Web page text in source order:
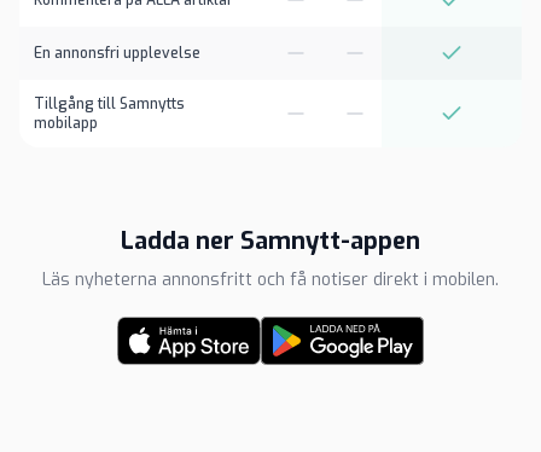
En annonsfri upplevelse
Tillgång till Samnytts
mobilapp
Ladda ner Samnytt-appen
Läs nyheterna annonsfritt och få notiser direkt i mobilen.